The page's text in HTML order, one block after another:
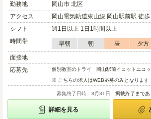
勤務地
岡山市 北区
アクセス
岡山電気軌道東山線 岡山駅前駅 徒
シフト
週1日以上 1日1時間以上
時間帯
早朝 朝 昼 夕方
面接地
応募先
個別教室のトライ 岡山駅前イコットニコ
※ こちらの求人はWEB応募のみとなります
募集終了日時：8月31日 掲載終了まであ
詳細を見る